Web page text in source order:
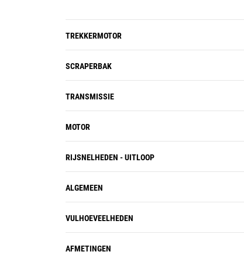
TREKKERMOTOR
SCRAPERBAK
TRANSMISSIE
MOTOR
RIJSNELHEDEN - UITLOOP
ALGEMEEN
VULHOEVEELHEDEN
AFMETINGEN